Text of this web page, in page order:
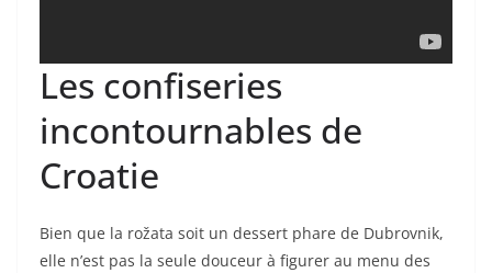
Les confiseries
incontournables de
Croatie
Bien que la rožata soit un dessert phare de Dubrovnik,
elle n’est pas la seule douceur à figurer au menu des